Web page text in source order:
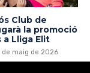
Club de
la promoció
a Lliga Elit
de maig de 2026